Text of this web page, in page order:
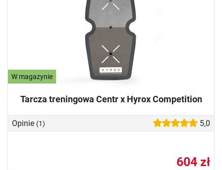
W magazynie
Tarcza treningowa Centr x Hyrox Competition
Opinie (1) 5,0
604 zł